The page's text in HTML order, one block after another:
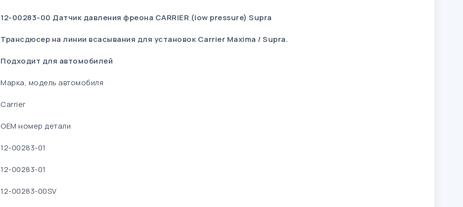
12-00283-00 Датчик давления фреона CARRIER (low pressure) Supra
Трансдюсер на линии всасывания для установок Carrier Maxima / Supra.
Подходит для автомобилей
Марка, модель автомобиля
Carrier
OEM номер детали
12-00283-01
12-00283-01
12-00283-00SV